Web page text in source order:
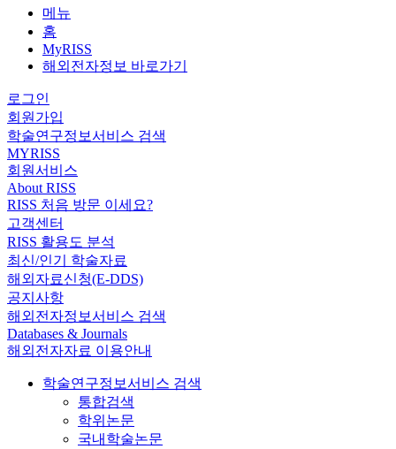
메뉴
홈
MyRISS
해외전자정보 바로가기
로그인
회원가입
학술연구정보서비스 검색
MYRISS
회원서비스
About RISS
RISS 처음 방문 이세요?
고객센터
RISS 활용도 분석
최신/인기 학술자료
해외자료신청(E-DDS)
공지사항
해외전자정보서비스 검색
Databases & Journals
해외전자자료 이용안내
학술연구정보서비스 검색
통합검색
학위논문
국내학술논문